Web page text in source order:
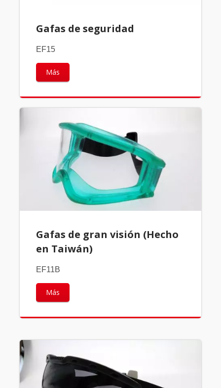
Gafas de seguridad
EF15
Más
Gafas de gran visión (Hecho
en Taiwán)
EF11B
Más